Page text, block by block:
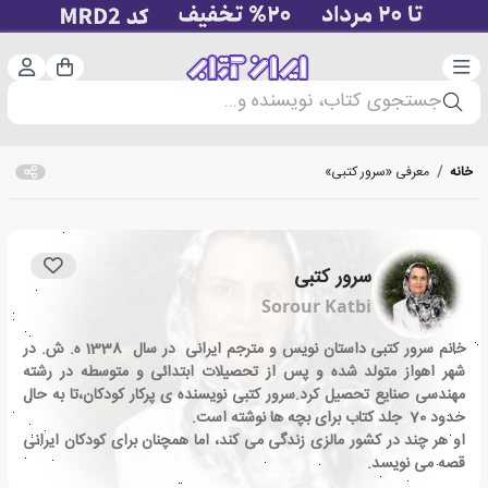
دسته‌بندی سبد
جستجوی کتاب، نویسنده و...
خانه / معرفی «سرور کتبی»
سرور کتبی
Sorour Katbi
خانم سرور کتبی داستان نویس و مترجم ایرانی در سال 1338 ه. ش. در
شهر اهواز متولد شده و پس از تحصیلات ابتدائی و متوسطه در رشته
مهندسی صنایع تحصیل کرد.سرور کتبی نویسنده ی پرکار کودکان،تا به حال
حدود 70 جلد کتاب برای بچه ها نوشته است.
او هر چند در کشور مالزی زندگی می کند، اما همچنان برای کودکان ایرانی
قصه می نویسد.